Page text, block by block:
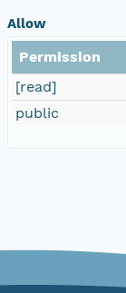
Allow
Permission
[read]
public